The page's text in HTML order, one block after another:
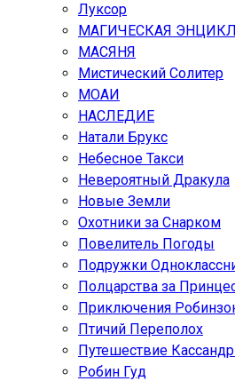
Луксор
МАГИЧЕСКАЯ
МАСЯНЯ
Мистический Солитер
МОАИ
НАСЛЕДИЕ
Натали Брукс
Небесное Такси
Невероятный Дракула
Новые Земли
Охотники за Снарком
Повелитель Погоды
Подружки
Полцарства за
Приключения
Птичий Переполох
Путешествие
Робин Гуд